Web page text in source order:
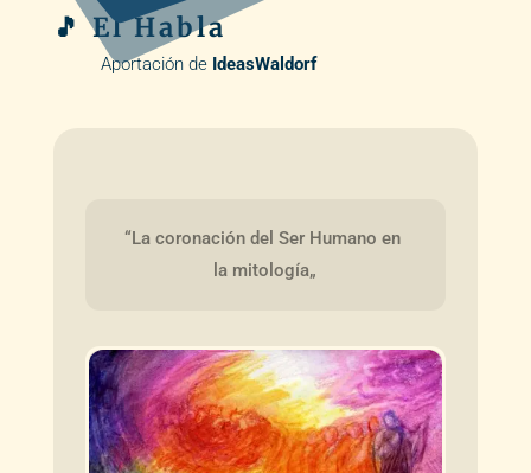
🎵 El Habla
Aportación de IdeasWaldorf
“La coronación del Ser Humano en
la mitología„